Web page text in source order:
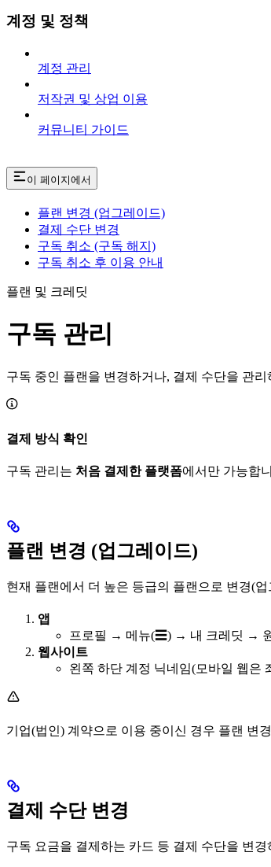
계정 및 정책
계정 관리
저작권 및 상업 이용
커뮤니티 가이드
이 페이지에서
플랜 변경 (업그레이드)
결제 수단 변경
구독 취소 (구독 해지)
구독 취소 후 이용 안내
플랜 및 크레딧
구독 관리
구독 중인 플랜을 변경하거나, 결제 수단을 관
결제 방식 확인
구독 관리는 처음 결제한 플랫폼에서만 가능합
플랜 변경 (업그레이드)
현재 플랜에서 더 높은 등급의 플랜으로 변경(
앱
프로필 → 메뉴(☰) → 내 크레딧 → 원
웹사이트
왼쪽 하단 계정 닉네임(모바일 웹
기업(법인) 계약으로 이용 중이신 경우 플랜 변
결제 수단 변경
구독 요금을 결제하는 카드 등 결제 수단을 변